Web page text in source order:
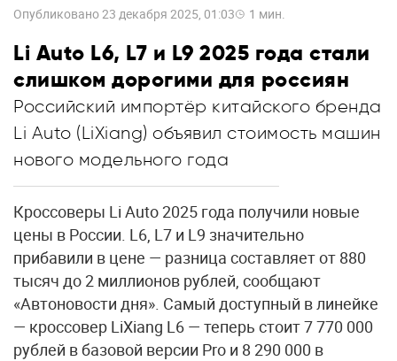
Опубликовано23 декабря 2025, 01:03 1 мин.
Li Auto L6, L7 и L9 2025 года стали
слишком дорогими для россиян
Российский импортёр китайского бренда
Li Auto (LiXiang) объявил стоимость машин
нового модельного года
Кроссоверы Li Auto 2025 года получили новые
цены в России. L6, L7 и L9 значительно
прибавили в цене — разница составляет от 880
тысяч до 2 миллионов рублей, сообщают
«Автоновости дня». Самый доступный в линейке
— кроссовер LiXiang L6 — теперь стоит 7 770 000
рублей в базовой версии Pro и 8 290 000 в